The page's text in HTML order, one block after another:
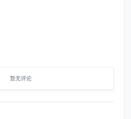
暂无评论